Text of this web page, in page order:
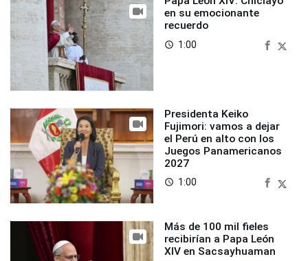
en su emocionante
recuerdo
access_time 1:00
Presidenta Keiko
Fujimori: vamos a dejar
el Perú en alto con los
Juegos Panamericanos
2027
access_time 1:00
Más de 100 mil fieles
recibirían a Papa León
XIV en Sacsayhuaman